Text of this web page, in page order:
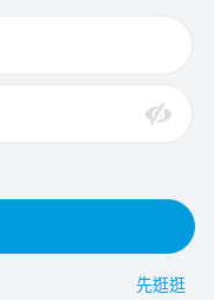
先逛逛